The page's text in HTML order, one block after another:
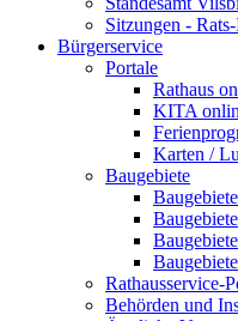
Sitzungen -
Bürgerservice
Portale
Rathaus
KITA
Karten /
Baugebiete
Rathausservice-
Behörden und